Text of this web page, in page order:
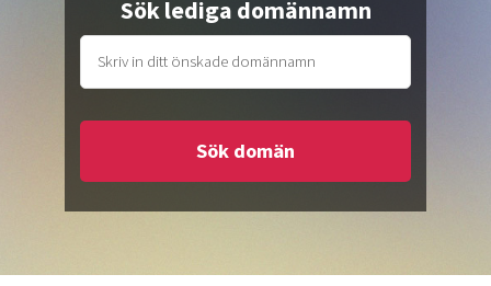
Sök lediga domännamn